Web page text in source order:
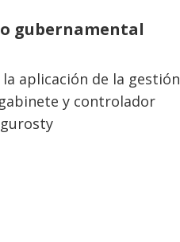
gubernamental
aplicación de la gestión
y controlador
ty